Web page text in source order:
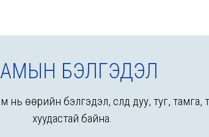
БЭЛГЭДЭЛ
өөрийн бэлгэдэл, сүлд дуу, туг, тамга,
хуудастай байна.